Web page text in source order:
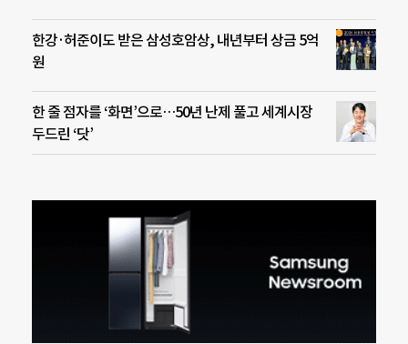
한강·허준이도 받은 삼성호암상, 내년부터 상금 5억
원
한 줄 점자를 ‘화면’으로…50년 난제 풀고 세계시장
두드린 ‘닷’